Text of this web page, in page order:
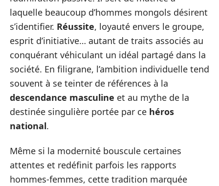
laquelle beaucoup d’hommes mongols désirent
s’identifier. Réussite, loyauté envers le groupe,
esprit d’initiative… autant de traits associés au
conquérant véhiculant un idéal partagé dans la
société. En filigrane, l’ambition individuelle tend
souvent à se teinter de références à la
descendance masculine et au mythe de la
destinée singulière portée par ce héros
national.
Même si la modernité bouscule certaines
attentes et redéfinit parfois les rapports
hommes-femmes, cette tradition marquée